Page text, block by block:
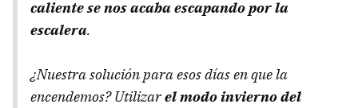
caliente se nos acaba escapando por la
escalera.
¿Nuestra solución para esos días en que la
encendemos? Utilizarel modo invierno del